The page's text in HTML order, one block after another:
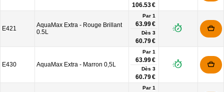
106.53 €
E421
AquaMax Extra - Rouge Brillant
0.5L
Par 1
63.99 €
Dès 3
60.79 €
E430 AquaMax Extra - Marron 0,5L
Par 1
63.99 €
Dès 3
60.79 €
Par 1